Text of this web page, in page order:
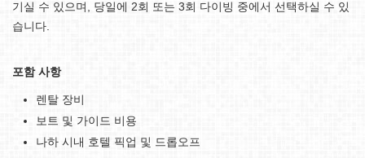
기실 수 있으며, 당일에 2회 또는 3회 다이빙 중에서 선택하실 수 있
습니다.
포함 사항
렌탈 장비
보트 및 가이드 비용
나하 시내 호텔 픽업 및 드롭오프